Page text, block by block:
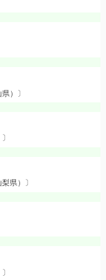
）〕
県）〕